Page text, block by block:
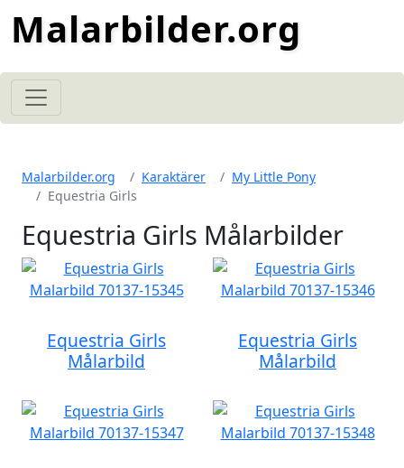
Malarbilder.org
Malarbilder.org Karaktärer
My Little Pony
Equestria Girls
Equestria Girls Målarbilder
Equestria Girls
Målarbild
Equestria Girls
Målarbild